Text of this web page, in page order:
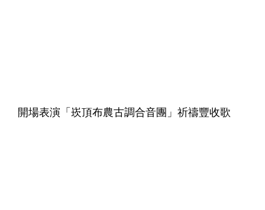
開場表演「崁頂布農古調合音團」祈禱豐收歌